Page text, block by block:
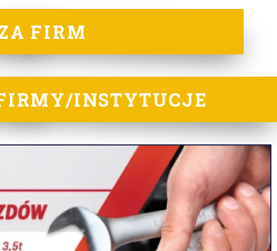
FIRM
INSTYTUCJE